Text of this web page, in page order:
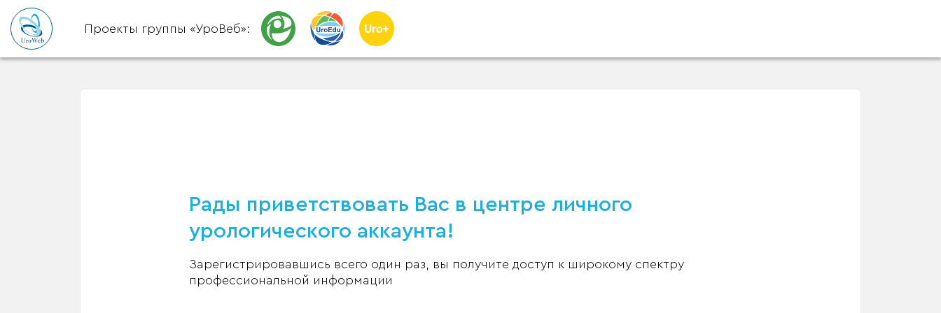
Проекты группы «УроВеб»:
Рады приветствовать Вас в центре личного
урологического аккаунта!
Зарегистрировавшись всего один раз, вы получите доступ к широкому спектру
профессиональной информации